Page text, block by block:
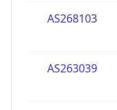
AS268103
AS263039